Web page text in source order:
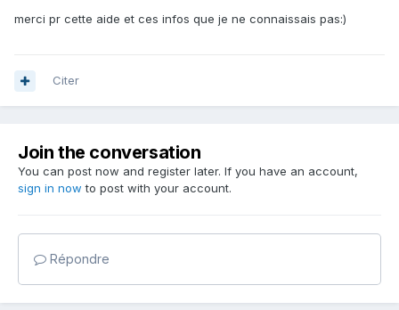
merci pr cette aide et ces infos que je ne connaissais pas:)
Citer
Join the conversation
You can post now and register later. If you have an account,
sign in now to post with your account.
Répondre